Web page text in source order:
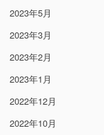
2023年5月
2023年3月
2023年2月
2023年1月
2022年12月
2022年10月